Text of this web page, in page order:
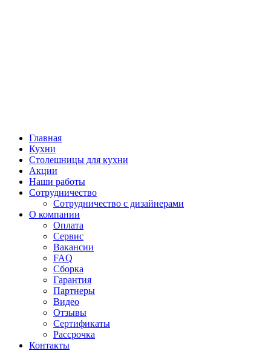
Главная
Кухни
Столешницы для кухни
Акции
Наши работы
Сотрудничество
Сотрудничество с дизайнерами
О компании
Оплата
Сервис
Вакансии
FAQ
Сборка
Гарантия
Партнеры
Видео
Отзывы
Сертификаты
Рассрочка
Контакты